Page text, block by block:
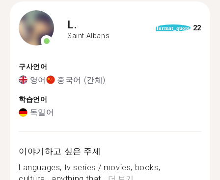
L.
Saint Albans
format_quote 22
구사언어
영어 중국어 (간체)
학습언어
독일어
이야기하고 싶은 주제
Languages, tv series / movies, books,